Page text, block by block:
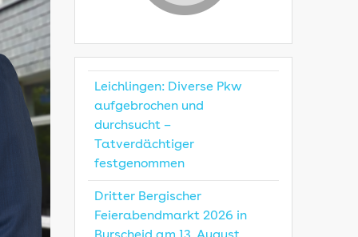
Leichlingen: Diverse Pkw
aufgebrochen und
durchsucht –
Tatverdächtiger
festgenommen
Dritter Bergischer
Feierabendmarkt 2026 in